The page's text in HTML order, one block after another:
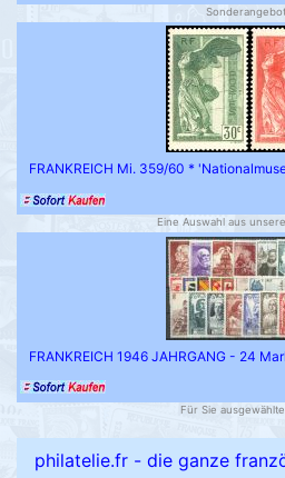
FRANKREICH Mi. 359/60 *
Eine Auswahl aus
FRANKREICH 1946 JAHRGANG - 24
Für Sie
philatelie.fr - die ganze